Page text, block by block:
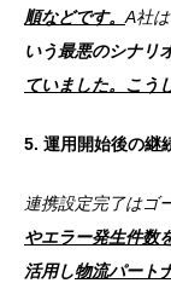
順などです。A社は
いう最悪のシナリ
ていました。こう
5. 運用開始後の継
連携設定完了はゴ
やエラー発生件数
活用し物流パート